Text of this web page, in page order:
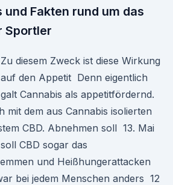
Fakten rund um das
Sportler
Zu diesem Zweck ist diese Wirkung
auf den Appetit Denn eigentlich
galt Cannabis als appetitfördernd.
mit dem aus Cannabis isolierten
CBD. Abnehmen soll 13. Mai
CBD sogar das
und Heißhungerattacken
bei jedem Menschen anders 12